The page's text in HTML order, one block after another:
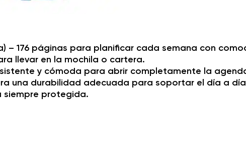
– 176 páginas para planificar cada semana con
llevar en la mochila o cartera.
y cómoda para abrir completamente la
una durabilidad adecuada para soportar el día a día
siempre protegida.